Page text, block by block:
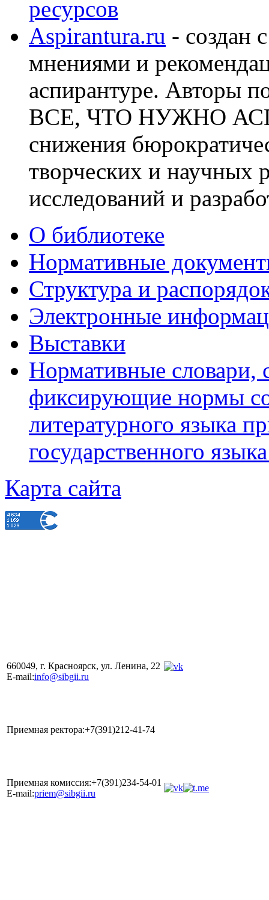
ресурсов
Aspirantura.ru - создан
мнениями и
аспирантуре. Авторы
ВСЕ, ЧТО НУЖНО
снижения
творческих и научных
исследований и
О библиотеке
Нормативные
Структура и
Электронные
Выставки
Нормативные словари,
фиксирующие нормы
литературного языка
государственного
Карта сайта
660049, г. Красноярск, ул. Ленина, 22
E-mail:info@sibgii.ru
Приемная ректора:+7(391)212-41-74
Приемная комиссия:+7(391)234-54-01
E-mail:priem@sibgii.ru